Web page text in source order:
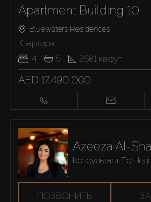
Apartment Building 10
Bluewaters Residences
Квартира
4
5 2581 кв.фут
AED 17,490,000
Azeeza Al-
Консультант По
ПОЗВОНИТЬ